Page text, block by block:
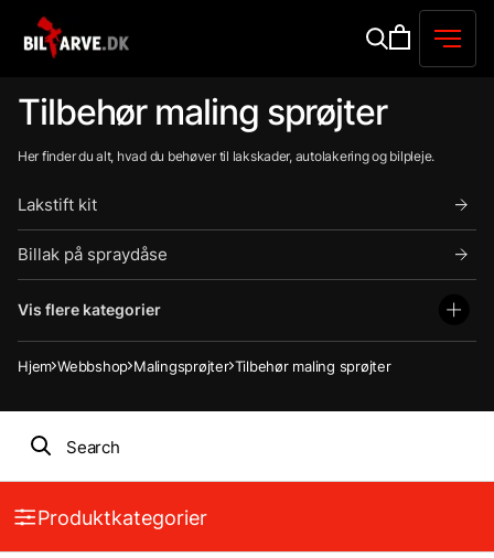
Tilbehør maling sprøjter
Her finder du alt, hvad du behøver til lakskader, autolakering og bilpleje.
Lakstift kit
Billak på spraydåse
Vis flere kategorier
Hjem Webbshop Malingsprøjter Tilbehør maling sprøjter
Produktkategorier